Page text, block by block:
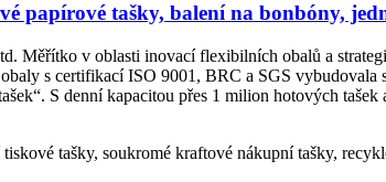
papírové tašky, balení na bonbóny,
Měřítko v oblasti inovací flexibilních obalů a
s certifikací ISO 9001, BRC a SGS vybudovala
S denní kapacitou přes 1 milion hotových